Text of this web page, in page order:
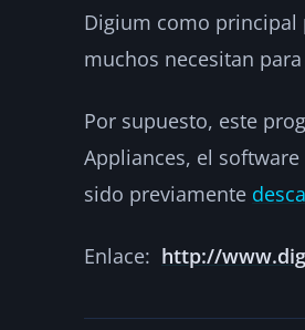
Digium como principal
muchos necesitan
Por supuesto, este
Appliances, el
sido previamente
Enlace: http://